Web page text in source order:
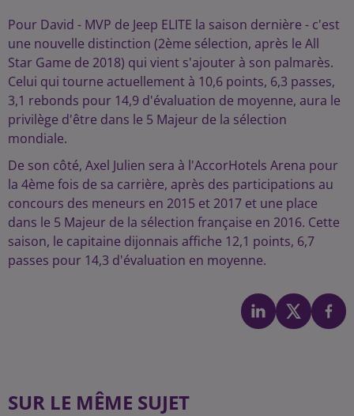
Pour David - MVP de Jeep ELITE la saison dernière - c'est
une nouvelle distinction (2ème sélection, après le All
Star Game de 2018) qui vient s'ajouter à son palmarès.
Celui qui tourne actuellement à 10,6 points, 6,3 passes,
3,1 rebonds pour 14,9 d'évaluation de moyenne, aura le
privilège d'être dans le 5 Majeur de la sélection
mondiale.
De son côté, Axel Julien sera à l'AccorHotels Arena pour
la 4ème fois de sa carrière, après des participations au
concours des meneurs en 2015 et 2017 et une place
dans le 5 Majeur de la sélection française en 2016. Cette
saison, le capitaine dijonnais affiche 12,1 points, 6,7
passes pour 14,3 d'évaluation en moyenne.
SUR LE MÊME SUJET